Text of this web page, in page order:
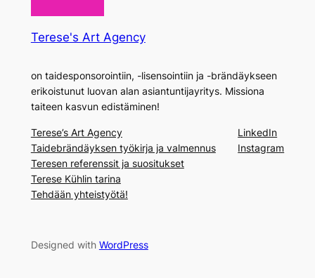
Terese's Art Agency
on taidesponsorointiin, -lisensointiin ja -brändäykseen
erikoistunut luovan alan asiantuntijayritys. Missiona
taiteen kasvun edistäminen!
Terese’s Art Agency
Taidebrändäyksen työkirja ja valmennus
Teresen referenssit ja suositukset
Terese Kühlin tarina
Tehdään yhteistyötä!
LinkedIn
Instagram
Designed with WordPress